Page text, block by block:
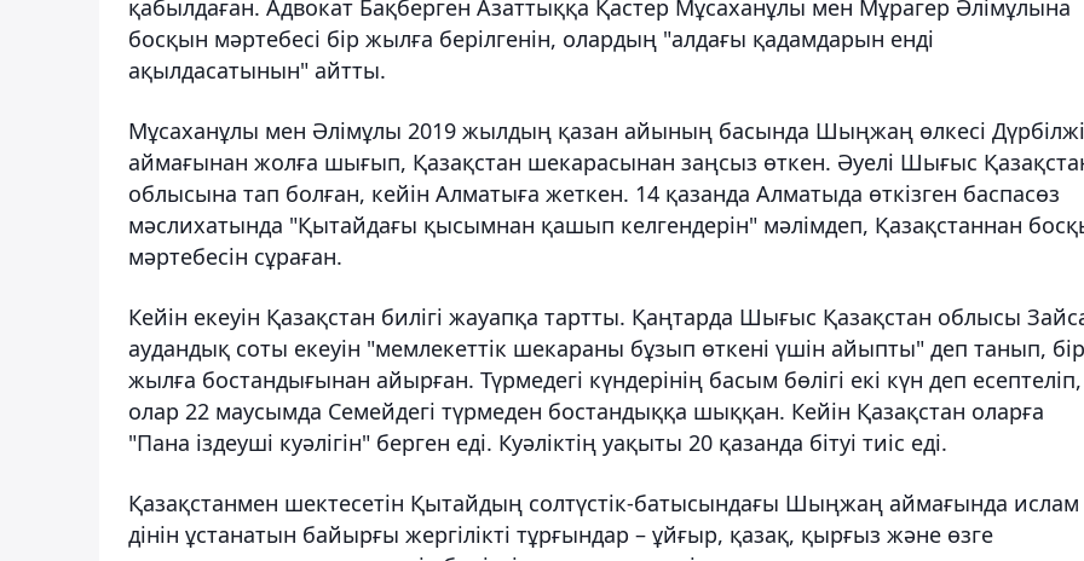
қабылдаған. Адвокат Бақберген Азаттыққа Қастер Мұсаханұлы мен Мұрагер Әлімұлына
босқын мәртебесі бір жылға берілгенін, олардың "алдағы қадамдарын енді
ақылдасатынын" айтты.
Мұсаханұлы мен Әлімұлы 2019 жылдың қазан айының басында Шыңжаң өлкесі
аймағынан жолға шығып, Қазақстан шекарасынан заңсыз өткен. Әуелі Шығыс
облысына тап болған, кейін Алматыға жеткен. 14 қазанда Алматыда өткізген баспасөз
мәслихатында "Қытайдағы қысымнан қашып келгендерін" мәлімдеп, Қазақстаннан
мәртебесін сұраған.
Кейін екеуін Қазақстан билігі жауапқа тартты. Қаңтарда Шығыс Қазақстан облысы
аудандық соты екеуін "мемлекеттік шекараны бұзып өткені үшін айыпты" деп танып, бір
жылға бостандығынан айырған. Түрмедегі күндерінің басым бөлігі екі күн деп есептеліп,
олар 22 маусымда Семейдегі түрмеден бостандыққа шыққан. Кейін Қазақстан оларға
"Пана іздеуші куәлігін" берген еді. Куәліктің уақыты 20 қазанда бітуі тиіс еді.
Қазақстанмен шектесетін Қытайдың солтүстік-батысындағы Шыңжаң аймағында ислам
дінін ұстанатын байырғы жергілікті тұрғындар – ұйғыр, қазақ, қырғыз және өзге